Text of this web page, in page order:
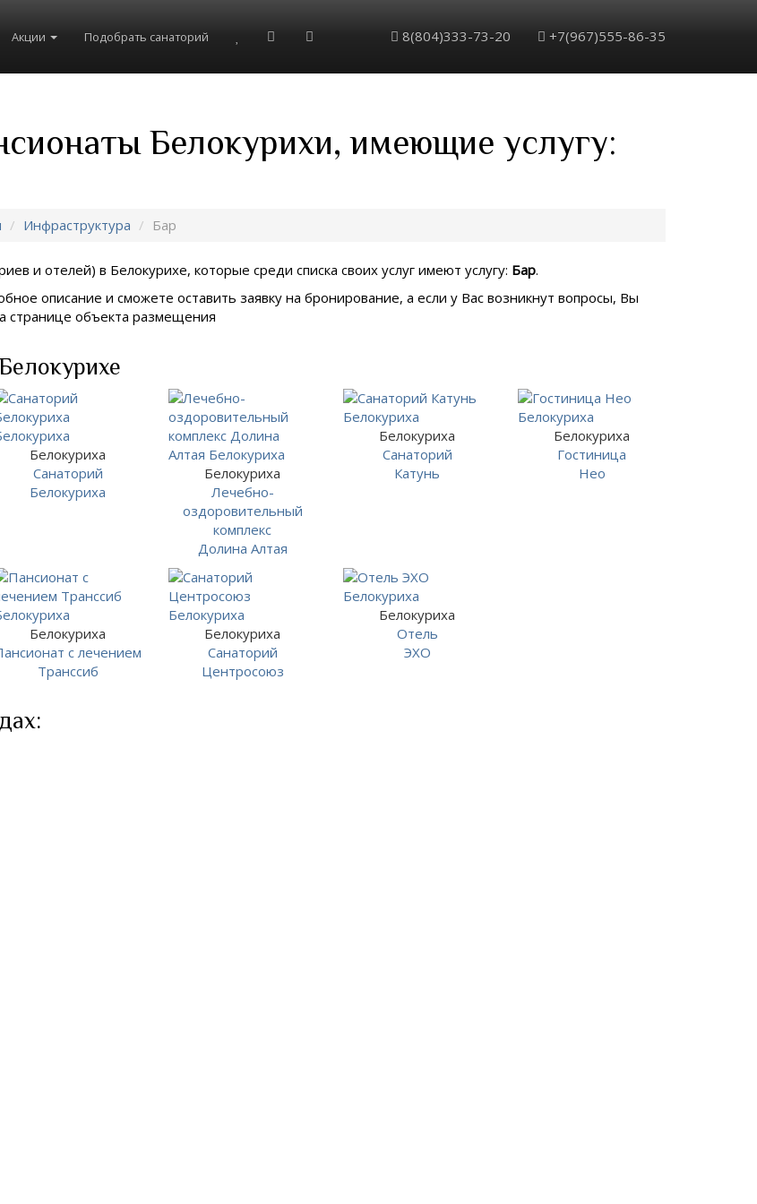
Акции Подобрать санаторий 8(804)333-73-20 +7(967)555-86-35
Белокурихи, имеющие услугу:
Инфраструктура Бар
и отелей) в Белокурихе, которые среди списка своих услуг имеют услугу: Бар.
описание и сможете оставить заявку на бронирование, а если у Вас возникнут вопросы, Вы
странице объекта размещения
Белокуриха
Санаторий
Белокуриха
Белокуриха
Лечебно-
оздоровительный
комплекс
Долина Алтая
Белокуриха
Санаторий
Катунь
Белокуриха
Гостиница
Нео
Белокуриха
с лечением
Транссиб
Белокуриха
Санаторий
Центросоюз
Белокуриха
Отель
ЭХО